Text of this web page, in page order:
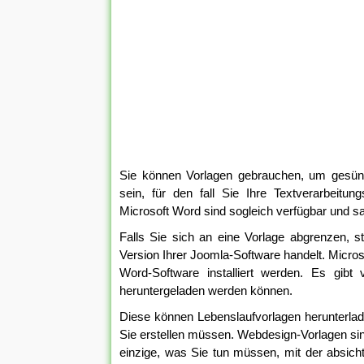
Sie können Vorlagen gebrauchen, um
sein, für den fall Sie Ihre
Microsoft Word sind sogleich verfügbar und
Falls Sie sich an eine Vorlage abgrenzen,
Version Ihrer Joomla-Software handelt.
Word-Software installiert werden. Es gibt
heruntergeladen werden können.
Diese können Lebenslaufvorlagen
Sie erstellen müssen. Webdesign-Vorlagen
einzige, was Sie tun müssen, mit der